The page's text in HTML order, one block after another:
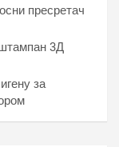
пресретач
3Д
за